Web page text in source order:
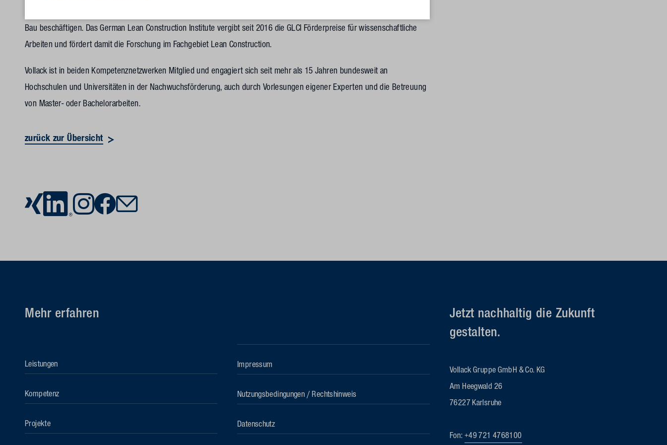
Bau beschäftigen. Das German Lean Construction Institute vergibt seit 2016 die GLCI Förderpreise für wissenschaftliche
Arbeiten und fördert damit die Forschung im Fachgebiet Lean Construction.
Vollack ist in beiden Kompetenznetzwerken Mitglied und engagiert sich seit mehr als 15 Jahren bundesweit an
Hochschulen und Universitäten in der Nachwuchsförderung, auch durch Vorlesungen eigener Experten und die Betreuung
von Master- oder Bachelorarbeiten.
zurück zur Übersicht
Mehr erfahren
Leistungen
Kompetenz
Projekte
Impressum
Nutzungsbedingungen / Rechtshinweis
Datenschutz
Jetzt nachhaltig die Zukunft
gestalten.
Vollack Gruppe GmbH & Co. KG
Am Heegwald 26
76227 Karlsruhe
Fon: +49 721 4768100